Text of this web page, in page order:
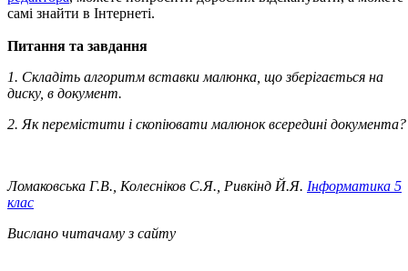
самі знайти в Інтернеті.
Питання та завдання
1. Складіть алгоритм вставки малюнка, що зберігається на
диску, в документ.
2. Як перемістити і скопіювати малюнок всередині документа?
Ломаковська Г.В., Колесніков С.Я., Ривкінд Й.Я. Інформатика 5
клас
Вислано читачаму з сайту